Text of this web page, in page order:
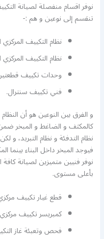
نوفر اقسام منفصلة لصيانة
تنقسم إلى نوعين و هم :-
نظام التكييف
نظام التكييف
وحدات تكييف
فني تكييف سنترال.
و الفرق بين النوعين هو أن
كالمكثف و الضاغط و المبخر
نظام التدفئة و نظام التبريد، و
فيوجد المبخر داخل البناء
نوفر فنيين متميزين لصيانة
بأعلى مستوى.
قطع غيار تكييف
كمبريسر تكييف
فحص وتعبئة غاز